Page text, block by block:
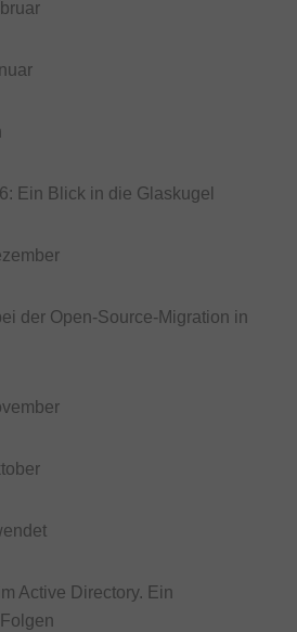
Ein Blick in die Glaskugel
der Open-Source-Migration in
Active Directory. Ein